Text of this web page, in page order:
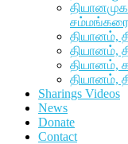
சம்மங்கரை
தியானம்,
தியானம்,
தியானம்,
தியானம்,
Sharings Videos
News
Donate
Contact